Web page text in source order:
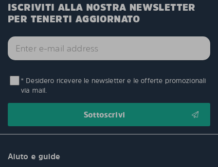
ISCRIVITI ALLA NOSTRA NEWSLETTER
PER TENERTI AGGIORNATO
* Desidero ricevere le newsletter e le offerte promozionali
via mail.
Aiuto e guide